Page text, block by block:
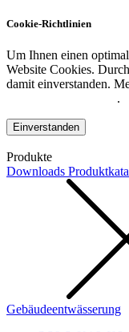
Cookie-Richtlinien
Um Ihnen einen
Website Cookies.
damit einverstanden.
.
Einverstanden
Produkte
Downloads
Gebäudeentwässerung